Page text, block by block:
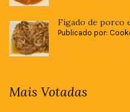
Fígado de porco
Publicado por:
Mais Votadas